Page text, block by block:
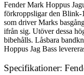
Fender Mark Hoppus
förkroppsligar den Blink-
som driver Marks
ifrån sig. Utöver dessa
bibehålls. Låsbara
Hoppus Jag Bass
Specifikationer: